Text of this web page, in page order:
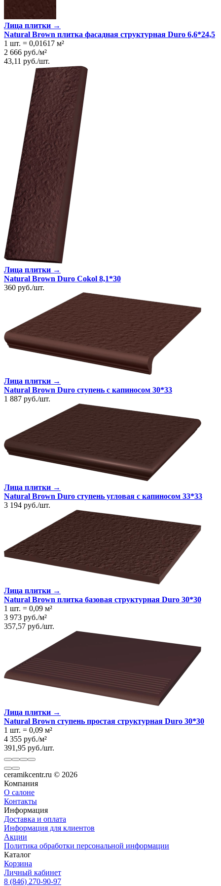
Лица плитки →
Natural Brown плитка фасадная структурная Duro 6,6*24,5
1 шт. = 0,01617 м²
2 666 руб./м²
43,11 руб./шт.
Лица плитки →
Natural Brown Duro Cokol 8,1*30
360 руб./шт.
Лица плитки →
Natural Brown Duro ступень с капиносом 30*33
1 887 руб./шт.
Лица плитки →
Natural Brown Duro ступень угловая с капиносом 33*33
3 194 руб./шт.
Лица плитки →
Natural Brown плитка базовая структурная Duro 30*30
1 шт. = 0,09 м²
3 973 руб./м²
357,57 руб./шт.
Лица плитки →
Natural Brown ступень простая структурная Duro 30*30
1 шт. = 0,09 м²
4 355 руб./м²
391,95 руб./шт.
ceramikcentr.ru © 2026
Компания
О салоне
Контакты
Информация
Доставка и оплата
Информация для клиентов
Акции
Политика обработки персональной информации
Каталог
Корзина
Личный кабинет
8 (846) 270-90-97